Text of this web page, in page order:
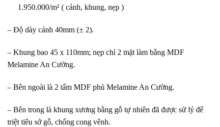
1.950.000/m² ( cánh, khung, nẹp )
– Độ dày cánh 40mm (± 2).
– Khung bao 45 x 110mm; nẹp chỉ 2 mặt làm bằng MDF
Melamine An Cường.
– Bên ngoài là 2 tấm MDF phủ Melamine An Cường.
– Bên trong là khung xương bằng gỗ tự nhiên đã được sử lý để
triệt tiêu sớ gỗ, chống cong vênh.